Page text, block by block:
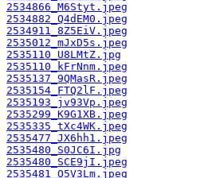
2534866_M6Styt.jpeg
2534882_Q4dEM0.jpeg
2534911_8Z5EiV.jpeg
2535012_mJxD5s.jpeg
2535110_U8LMtZ.jpg
2535110_kFrNnm.jpeg
2535137_9QMasR.jpeg
2535154_FTQ2lF.jpeg
2535193_jv93Vp.jpeg
2535299_K9G1XB.jpeg
2535335_tXc4WK.jpeg
2535477_JX6hh1.jpeg
2535480_S0JC6I.jpg
2535480_SCE9jI.jpeg
2535481_O5V3Lm.jpeg